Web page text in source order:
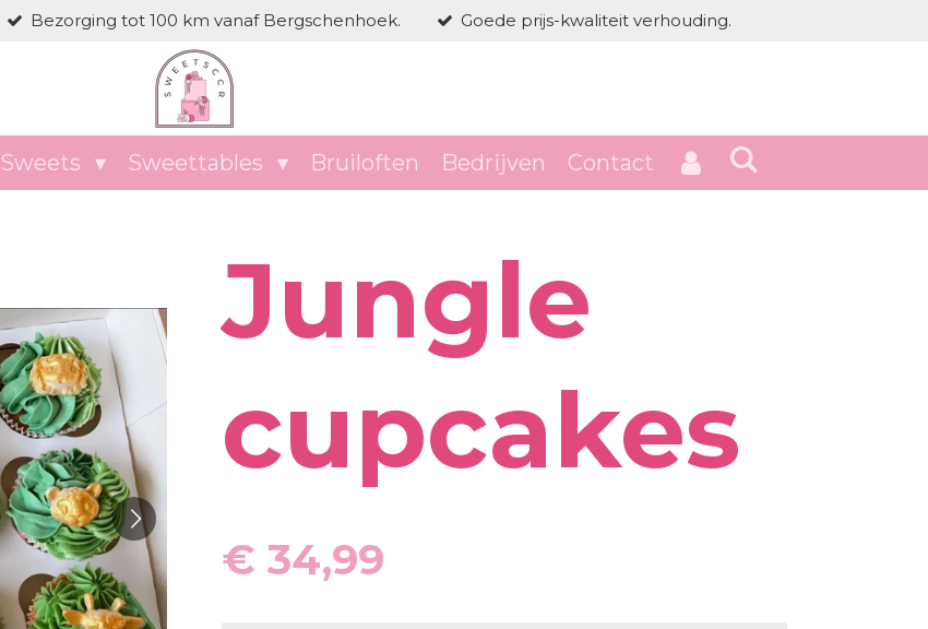
Bezorging tot 100 km vanaf Bergschenhoek. Goede prijs-kwaliteit verhouding.
Sweets Sweettables Bruiloften Bedrijven Contact
Jungle
cupcakes
€ 34,99